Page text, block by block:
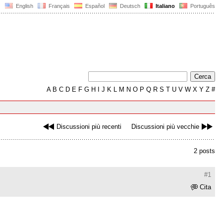
English Français Español Deutsch Italiano Português
AB C D E F G H J K L M N O P Q R S T U V W X Y Z #
Discussioni più recenti Discussioni più vecchie
2 posts
#1
Cita